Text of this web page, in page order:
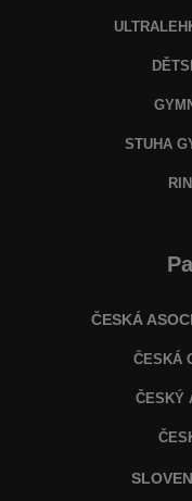
STUHA
ČESKÁ
ČESKÁ
ČESKÝ